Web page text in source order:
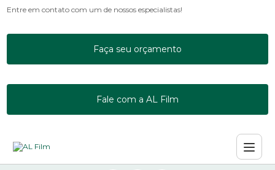
Entre em contato com um de nossos especialistas!
Faça seu orçamento
Fale com a AL Film